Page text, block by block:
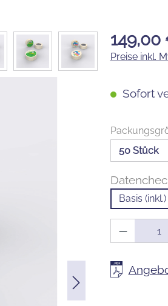
149,00
Preise inkl.
Sofort
Basis (inkl.)